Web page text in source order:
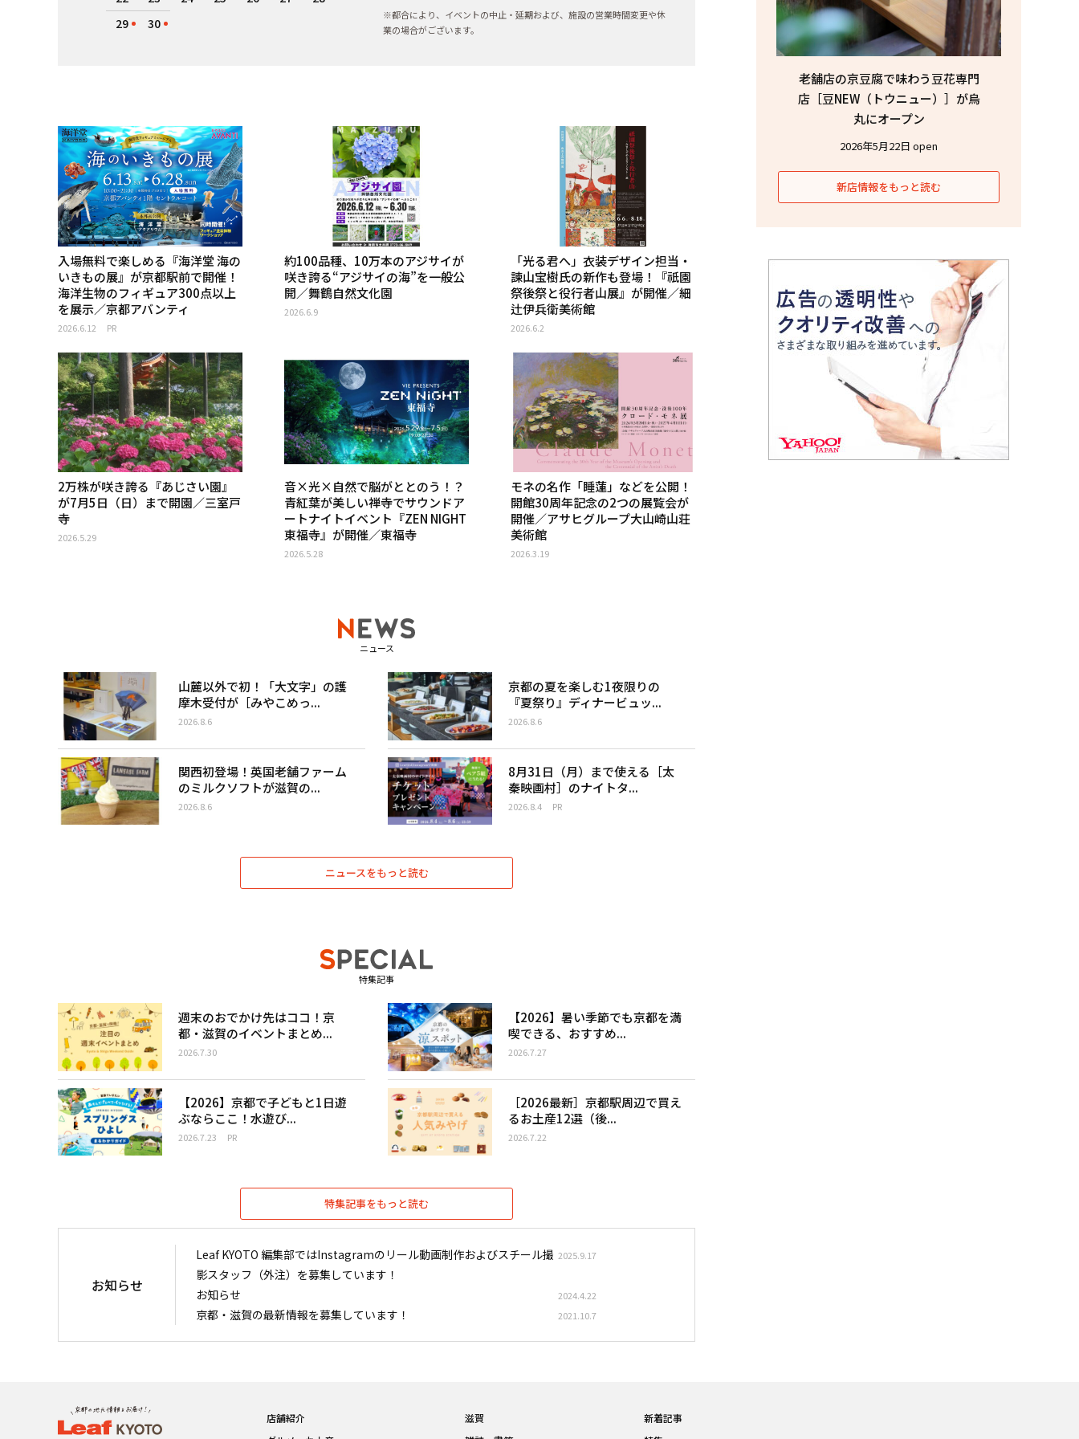
29
30
※都合により、イベントの中止・延期および、施設の営業時間変更や休
業の場合がございます。
入場無料で楽しめる『海洋堂 海の
いきもの展』が京都駅前で開催！
海洋生物のフィギュア300点以上
を展示／京都アバンティ
2026.6.12 PR
約100品種、10万本のアジサイが
咲き誇る“アジサイの海”を一般公
開／舞鶴自然文化園
2026.6.9
「光る君へ」衣装デザイン担当・
諫山宝樹氏の新作も登場！『祇園
祭後祭と役行者山展』が開催／細
辻伊兵衛美術館
2026.6.2
2万株が咲き誇る『あじさい園』
が7月5日（日）まで開園／三室戸
寺
2026.5.29
音×光×自然で脳がととのう！？
青紅葉が美しい禅寺でサウンドア
ートナイトイベント『ZEN NIGHT
東福寺』が開催／東福寺
2026.5.28
モネの名作「睡蓮」などを公開！
開館30周年記念の2つの展覧会が
開催／アサヒグループ大山崎山荘
美術館
2026.3.19
ニュース
山麓以外で初！「大文字」の護
摩木受付が［みやこめっ...
2026.8.6
京都の夏を楽しむ1夜限りの
『夏祭り』ディナービュッ...
2026.8.6
関西初登場！英国老舗ファーム
のミルクソフトが滋賀の...
2026.8.6
8月31日（月）まで使える［太
秦映画村］のナイトタ...
2026.8.4 PR
ニュースをもっと読む
特集記事
週末のおでかけ先はココ！京
都・滋賀のイベントまとめ...
2026.7.30
【2026】暑い季節でも京都を満
喫できる、おすすめ...
2026.7.27
【2026】京都で子どもと1日遊
ぶならここ！水遊び...
2026.7.23 PR
［2026最新］京都駅周辺で買え
るお土産12選（後...
2026.7.22
特集記事をもっと読む
老舗店の京豆腐で味わう豆花専門
店［豆NEW（トウニュー）］が烏
丸にオープン
2026年5月22日 open
新店情報をもっと読む
お知らせ
Leaf KYOTO 編集部ではInstagramのリール動画制作およびスチール撮
影スタッフ（外注）を募集しています！
2025.9.17
お知らせ 2024.4.22
京都・滋賀の最新情報を募集しています！ 2021.10.7
店舗紹介
滋賀
新着記事